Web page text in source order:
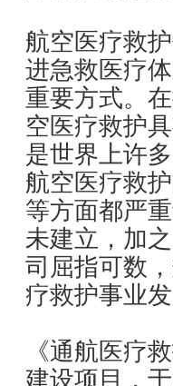
航空医疗救
进急救医疗
重要方式。
空医疗救护
是世界上许
航空医疗救
等方面都严
未建立，加
司屈指可数
疗救护事业发
《通航医疗
建设项目，